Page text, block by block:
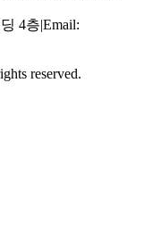
4층|Email:
reserved.